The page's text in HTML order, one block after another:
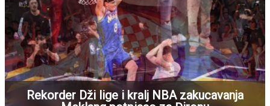
Rekorder Dži lige i kralj NBA zakucavanja